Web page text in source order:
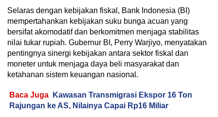
Selaras dengan kebijakan fiskal, Bank Indonesia (BI)
mempertahankan kebijakan suku bunga acuan yang
bersifat akomodatif dan berkomitmen menjaga stabilitas
nilai tukar rupiah. Gubernur BI, Perry Warjiyo, menyatakan
pentingnya sinergi kebijakan antara sektor fiskal dan
moneter untuk menjaga daya beli masyarakat dan
ketahanan sistem keuangan nasional.
Baca Juga
Kawasan Transmigrasi Ekspor 16 Ton
Rajungan ke AS, Nilainya Capai Rp16 Miliar